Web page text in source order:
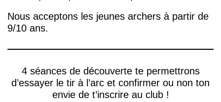
Nous acceptons les jeunes archers à partir de
9/10 ans.
4 séances de découverte te permettrons
d’essayer le tir à l’arc et confirmer ou non ton
envie de t’inscrire au club !